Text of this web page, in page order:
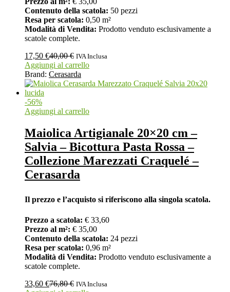
Contenuto della scatola: 50 pezzi
Resa per scatola: 0,50 m²
Modalità di Vendita: Prodotto venduto esclusivamente a
scatole complete.
17,50 €40,00€ IVA Inclusa
Aggiungi al carrello
Brand: Cerasarda
-56%
Aggiungi al carrello
Maiolica Artigianale 20×20 cm –
Salvia – Bicottura Pasta Rossa –
Collezione Marezzati Craquelé –
Cerasarda
Il prezzo e l’acquisto si riferiscono alla singola scatola.
Prezzo a scatola: € 33,60
Prezzo al m²: € 35,00
Contenuto della scatola: 24 pezzi
Resa per scatola: 0,96 m²
Modalità di Vendita: Prodotto venduto esclusivamente a
scatole complete.
33,60 €76,80€ IVA Inclusa